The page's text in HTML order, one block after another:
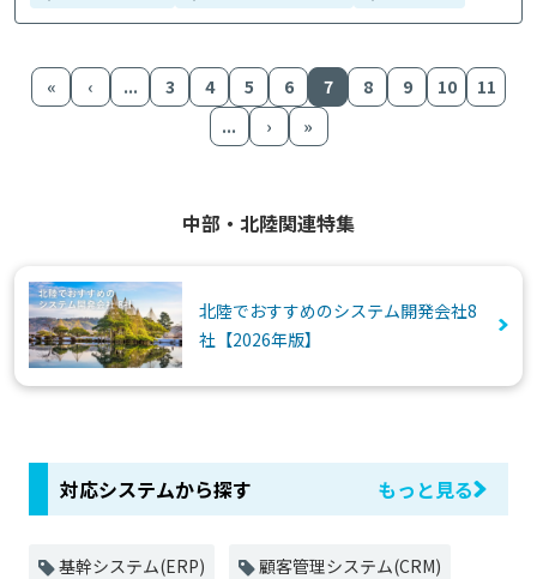
« ‹ ... 3 4 5 6 7 8 9 10
11
...
› »
中部・北陸関連特集
北陸でおすすめのシステム開発会社8
社【2026年版】
対応システムから探す もっと見る
基幹システム(ERP) 顧客管理システム(CRM)